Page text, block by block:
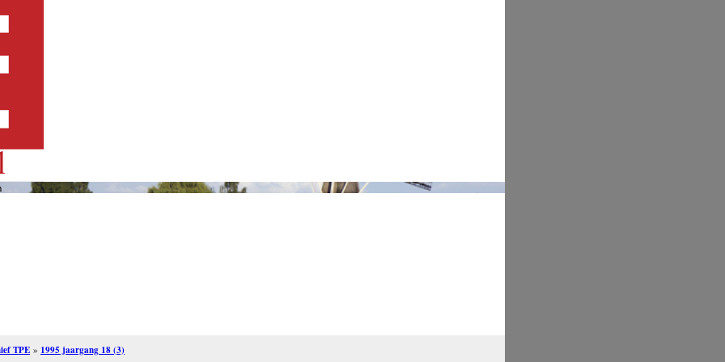
TPE » 1995 jaargang 18 (3)